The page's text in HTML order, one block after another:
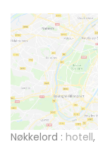
Nøkkelord : hotell,